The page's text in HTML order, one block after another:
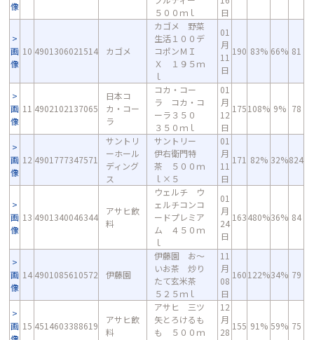
像
５００ｍｌ
日
画
像
10 4901306021514 カゴメ
カゴメ 野菜
生活１００デ
コポンＭＩ
Ｘ １９５ｍ
ｌ
01
月
11
日
190 83% 66% 81
画
像
11 4902102137065
日本コ
カ・コー
ラ
コカ・コー
ラ コカ・コ
ーラ３５０
３５０ｍｌ
01
月
12
日
175108% 9% 78
画
像
12 4901777347571
サントリ
ーホール
ディング
ス
サントリー
伊右衛門特
茶 ５００ｍ
ｌ×５
01
月
11
日
171 82% 32%824
画
像
13 4901340046344
アサヒ飲
料
ウェルチ ウ
ェルチコンコ
ードプレミア
ム ４５０ｍ
ｌ
01
月
24
日
163480%36% 84
画
像
14 4901085610572 伊藤園
伊藤園 お～
いお茶 炒り
たて玄米茶
５２５ｍｌ
11
月
08
日
160122%34% 79
画 15 4514603388619
アサヒ飲
料
アサヒ 三ツ
矢とろけるも
も ５００ｍ
12
月
28
155 91% 59% 75